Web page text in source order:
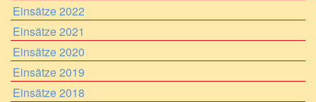
Einsätze 2022
Einsätze 2021
Einsätze 2020
Einsätze 2019
Einsätze 2018